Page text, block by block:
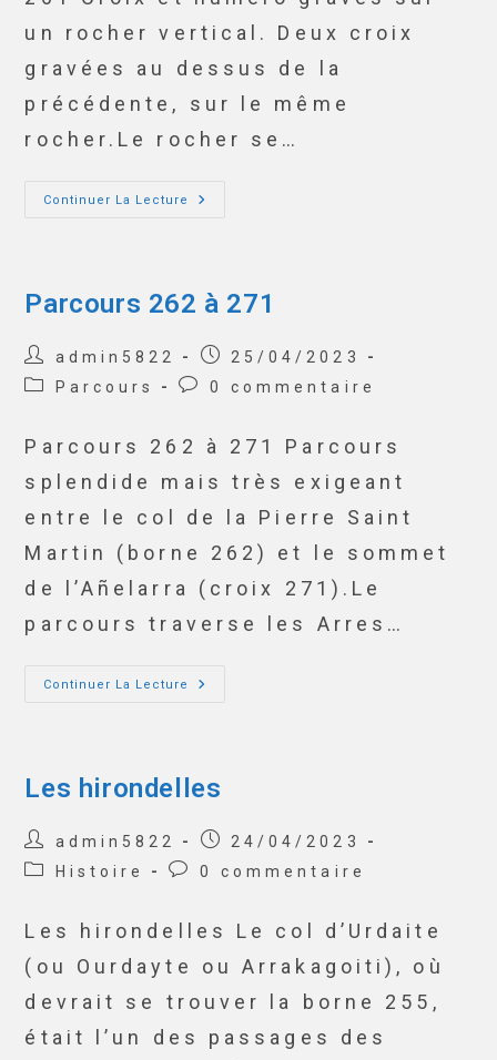
un rocher vertical. Deux croix
gravées au dessus de la
précédente, sur le même
rocher.Le rocher se…
Continuer La Lecture
Parcours 262 à 271
admin5822
25/04/2023
Parcours
0 commentaire
Parcours 262 à 271 Parcours
splendide mais très exigeant
entre le col de la Pierre Saint
Martin (borne 262) et le sommet
de l’Añelarra (croix 271).Le
parcours traverse les Arres…
Continuer La Lecture
Les hirondelles
admin5822
24/04/2023
Histoire
0 commentaire
Les hirondelles Le col d’Urdaite
(ou Ourdayte ou Arrakagoiti), où
devrait se trouver la borne 255,
était l’un des passages des